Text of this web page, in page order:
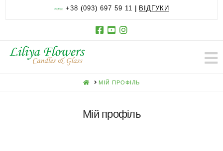
+38 (093) 697 59 11 | ВІДГУКИ
HOMEМІЙ ПРОФІЛЬ
Мій профіль